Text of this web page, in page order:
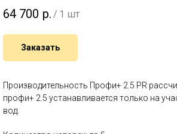
64 700 р. / 1 шт
Заказать
Производительность Профи+ 2.5 PR
профи+ 2.5 устанавливается только на
вод.